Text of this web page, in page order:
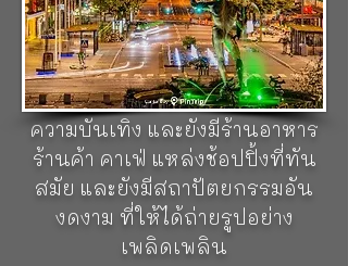
ศตวรรษที่ 19 การออกแบบดีไซน์
สไตล์บาร์เซโลน่า และหลายจุดมี
ความเหมือนกรุงปารีส ตลอดเส้น
ทาง จะมีคณะนักแสดงคอยให้
ความบันเทิง และยังมีร้านอาหาร
ร้านค้า คาเฟ่ แหล่งช้อปปิ้งที่ทัน
สมัย และยังมีสถาปัตยกรรมอัน
งดงาม ที่ให้ได้ถ่ายรูปอย่าง
เพลิดเพลิน